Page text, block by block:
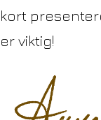
kort
er viktig!